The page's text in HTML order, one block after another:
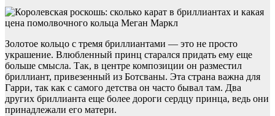
Золотое кольцо с тремя бриллиантами — это не просто
украшение. Влюбленный принц старался придать ему еще
больше смысла. Так, в центре композиции он разместил
бриллиант, привезенный из Ботсваны. Эта страна важна для
Гарри, так как с самого детства он часто бывал там. Два
других бриллианта еще более дороги сердцу принца, ведь они
принадлежали его матери.